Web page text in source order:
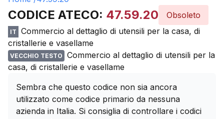
CODICE ATECO: 47.59.20 Obsoleto
IT
Commercio al dettaglio di utensili per la casa, di
cristallerie e vasellame
VECCHIO TESTO
Commercio al dettaglio di utensili per la
casa, di cristallerie e vasellame
Sembra che questo codice non sia ancora
utilizzato come codice primario da nessuna
azienda in Italia. Si consiglia di controllare i codici